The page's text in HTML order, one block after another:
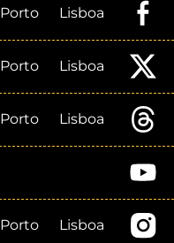
Porto Lisboa
Porto Lisboa
Porto Lisboa
Porto Lisboa